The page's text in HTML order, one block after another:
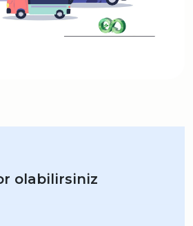
olabilirsiniz